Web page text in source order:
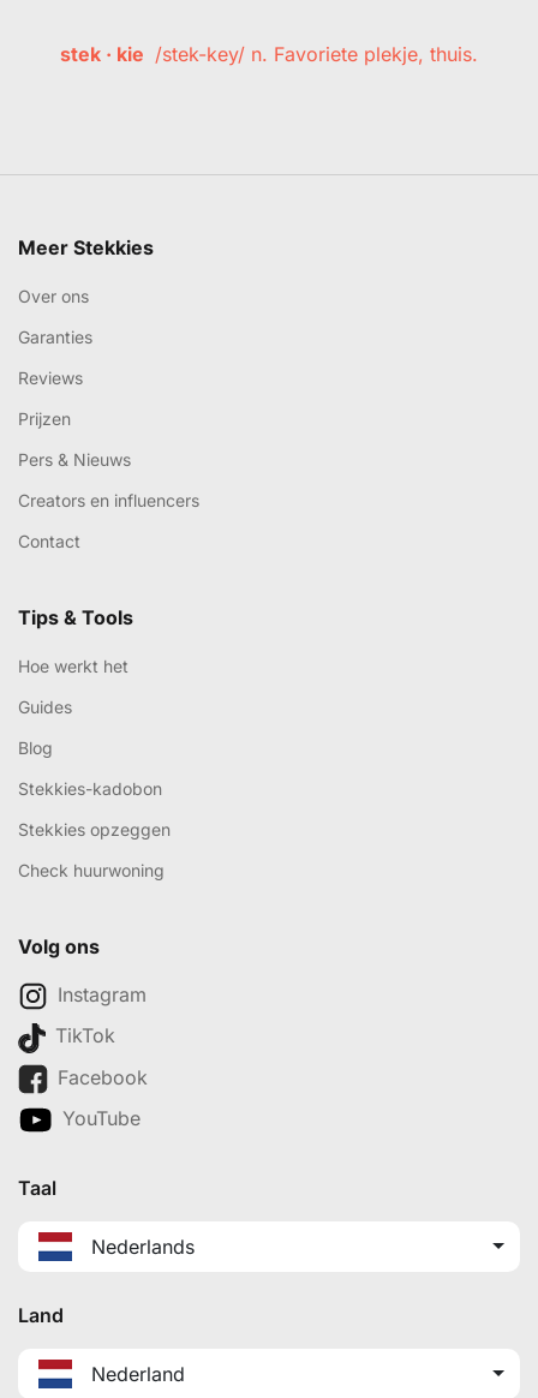
stek · kie /stek-key/ n. Favoriete plekje, thuis.
Meer Stekkies
Over ons
Garanties
Reviews
Prijzen
Pers & Nieuws
Creators en influencers
Contact
Tips & Tools
Hoe werkt het
Guides
Blog
Stekkies-kadobon
Stekkies opzeggen
Check huurwoning
Volg ons
Instagram
TikTok
Facebook
YouTube
Taal
Nederlands
Land
Nederland